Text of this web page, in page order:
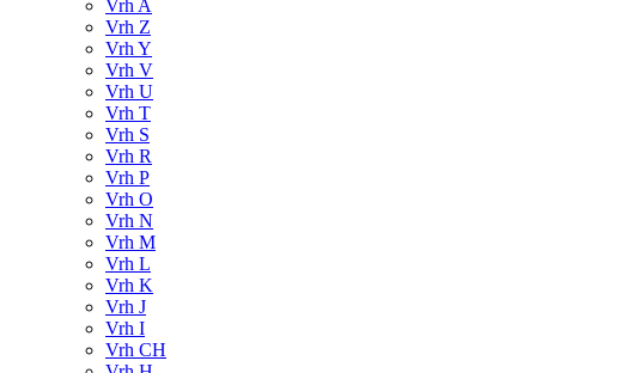
Vrh A
Vrh Z
Vrh Y
Vrh V
Vrh U
Vrh T
Vrh S
Vrh R
Vrh P
Vrh O
Vrh N
Vrh M
Vrh L
Vrh K
Vrh J
Vrh I
Vrh CH